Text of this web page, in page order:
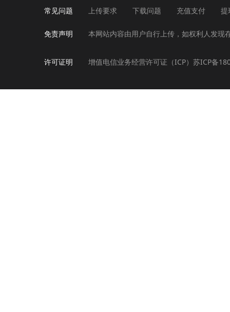
常见问题 上传要求 下载问题 充值支付 提
免责声明 本网站内容由用户自行上传，如权利人发现
许可证明 增值电信业务经营许可证（ICP）苏ICP备